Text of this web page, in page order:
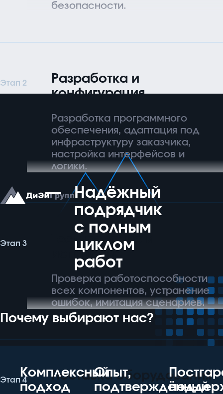
безопасности.
Этап 2
Разработка и
конфигурация
Разработка программного
обеспечения, адаптация под
инфраструктуру заказчика,
настройка интерфейсов и
логики.
Этап 3
Тестирование и
испытание
Проверка работоспособности
всех компонентов, устранение
ошибок, имитация сценариев.
Этап 4 Поставка оборудования
Надёжный
подрядчик
с полным
циклом
работ
Почему выбирают нас?
Комплексный
подход
Опыт,
подтверждённый